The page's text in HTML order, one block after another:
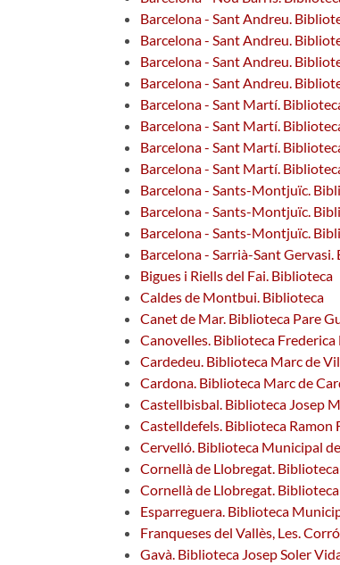
Barcelona - Sant Andreu.
Barcelona - Sant Andreu.
Barcelona - Sant Andreu.
Barcelona - Sant Andreu.
Barcelona - Sant Martí.
Barcelona - Sant Martí.
Barcelona - Sant Martí.
Barcelona - Sant Martí.
Barcelona - Sants-Montjuïc.
Barcelona - Sants-Montjuïc.
Barcelona - Sants-Montjuïc.
Barcelona - Sarrià-Sant
Bigues i Riells del Fai. Biblioteca
Caldes de Montbui. Biblioteca
Canet de Mar. Biblioteca Pare
Canovelles. Biblioteca
Cardedeu. Biblioteca Marc de
Cardona. Biblioteca Marc de
Castellbisbal. Biblioteca Josep
Castelldefels. Biblioteca Ramon
Cervelló. Biblioteca Municipal
Cornellà de Llobregat.
Cornellà de Llobregat. Biblioteca
Esparreguera. Biblioteca
Franqueses del Vallès, Les. Corró
Gavà. Biblioteca Josep Soler